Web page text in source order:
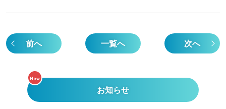
前へ 一覧へ 次へ
お知らせ
New